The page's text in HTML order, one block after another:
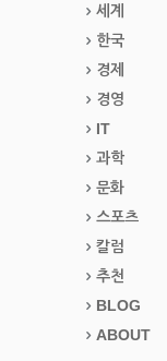
세계
한국
경제
경영
IT
과학
문화
스포츠
칼럼
추천
BLOG
ABOUT